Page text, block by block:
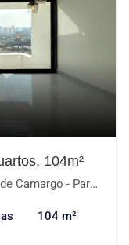
104m²
Campolim, Sorocaba-SP
104 m²